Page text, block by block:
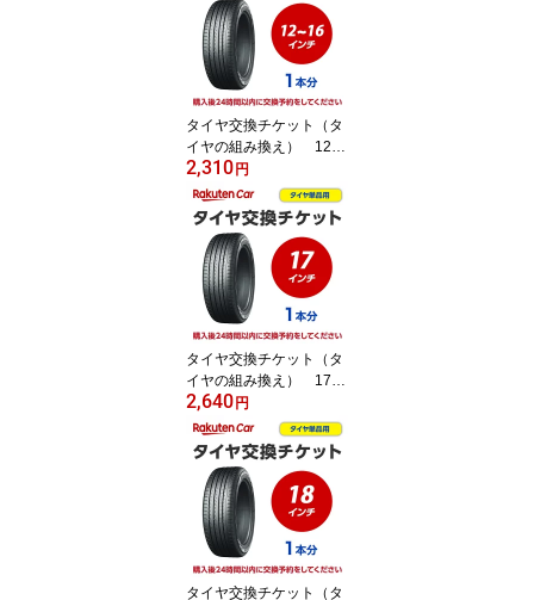
タイヤ交換チケット（タ
イヤの組み換え） 12イ
ンチ ～ 16インチ - 【1
本】 タイヤの脱着・バ
ランス調整込み【ゴムバ
ルブ交換・タイヤ廃棄
別】
2,310 円
タイヤ交換チケット（タ
イヤの組み換え） 17イ
ンチ - 【1本】 タイヤ
の脱着・バランス調整込
み【ゴムバルブ交換・タ
イヤ廃棄別】
2,640 円
タイヤ交換チケット（タ